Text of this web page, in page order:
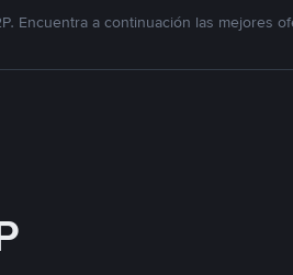
Encuentra a continuación las mejores